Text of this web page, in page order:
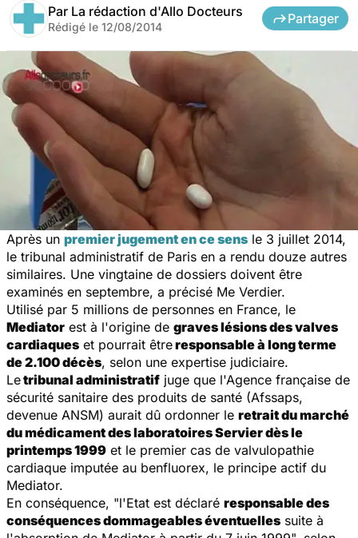
Par La rédaction d'Allo Docteurs
Rédigé le 12/08/2014
Partager
Après un premier jugement en ce sens le 3 juillet 2014,
le tribunal administratif de Paris en a rendu douze autres
similaires. Une vingtaine de dossiers doivent être
examinés en septembre, a précisé Me Verdier.
Utilisé par 5 millions de personnes en France, le
Mediator est à l'origine de graves lésions des valves
cardiaques et pourrait êtreresponsable à long terme
de 2.100 décès, selon une expertise judiciaire.
Letribunal administratif juge que l'Agence française de
sécurité sanitaire des produits de santé (Afssaps,
devenue ANSM) aurait dû ordonner le retrait du marché
du médicament des laboratoires Servier dès le
printemps 1999 et le premier cas de valvulopathie
cardiaque imputée au benfluorex, le principe actif du
Mediator.
En conséquence, "l'Etat est déclaré responsable des
conséquences dommageables éventuelles suite à